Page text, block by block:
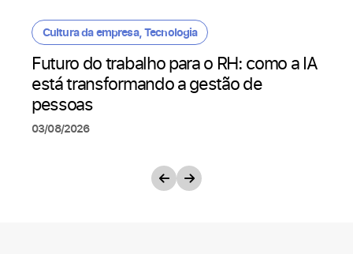
Cultura da empresa,Tecnologia
Futuro do trabalho para o RH: como a IA
está transformando a gestão de
pessoas
03/08/2026